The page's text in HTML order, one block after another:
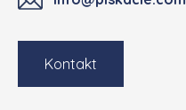
Kontakt